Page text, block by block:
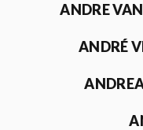
ANDRE
ANDRÉ